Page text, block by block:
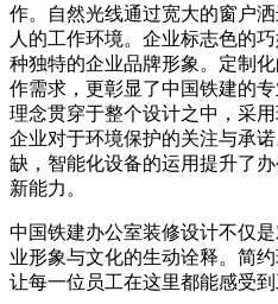
作。自然光线通过宽大的窗户
人的工作环境。企业标志色的
种独特的企业品牌形象。定制
作需求，更彰显了中国铁建的
理念贯穿于整个设计之中，采
企业对于环境保护的关注与承
缺，智能化设备的运用提升了
新能力。
中国铁建办公室装修设计不仅
业形象与文化的生动诠释。简
让每一位员工在这里都能感受到